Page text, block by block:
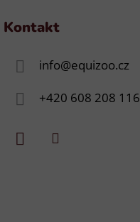
v
ý
i
Kontakt
info@equizoo.cz
+420 608 208 116